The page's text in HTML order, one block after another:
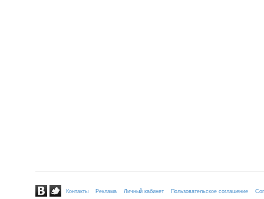
Контакты Реклама Личный кабинет Пользовательское соглашение